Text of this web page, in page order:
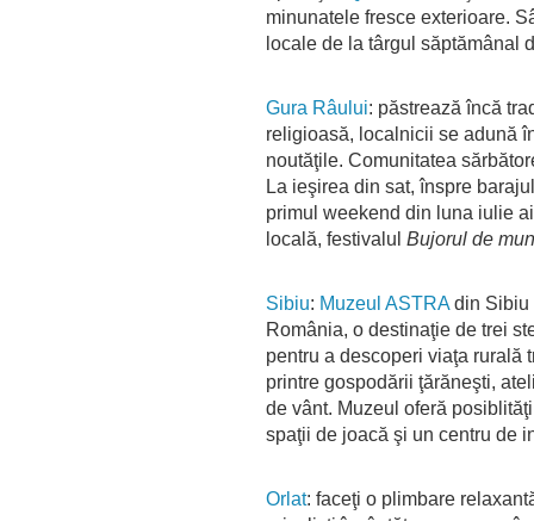
minunatele fresce exterioare.
locale de la târgul săptămânal
Gura Râului: păstrează încă
religioasă, localnicii se adună
noutăţile. Comunitatea
La ieşirea din sat, înspre
primul weekend din luna iulie
locală, festivalul Bujorul de
Sibiu: Muzeul ASTRA din Sibiu
România, o destinaţie de trei
pentru a descoperi viaţa rurală
printre gospodării ţărăneşti,
de vânt. Muzeul oferă
spaţii de joacă şi un centru de
Orlat: faceţi o plimbare